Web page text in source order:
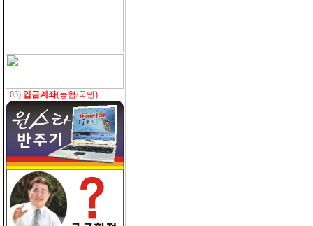
03) 입금계좌(농협/국민)